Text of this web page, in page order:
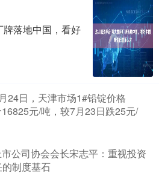
落地中国，看好
24日，天津市场1#铅锭价格
元/吨，较7月23日跌25元/
公司协会会长宋志平：重视投资
制度基石